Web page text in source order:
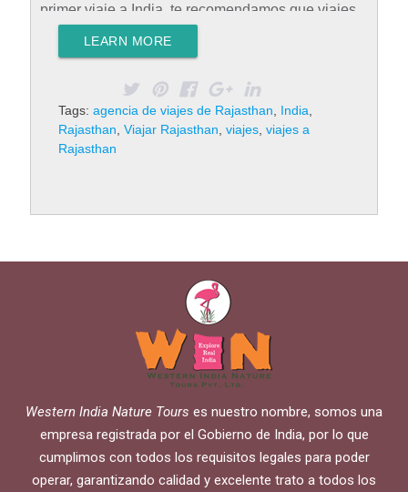
primer viaje a India, te recomendamos que viajes
le conoce como Rajastán o Rayastán. El nombre
pertenece a los estados y uniones de India. No es
el estado más poblado de India, pero cubre
342.239 km2 siendo el estado más extenso. Los
LEARN MORE
Tags: agencia de viajes de Rajasthan India
Rajasthan Viajar Rajasthan viajes, viajes a
Rajasthan
Western India Nature Tours es nuestro nombre, somos una
empresa registrada por el Gobierno de India, por lo que
cumplimos con todos los requisitos legales para poder
operar, garantizando calidad y excelente trato a todos los